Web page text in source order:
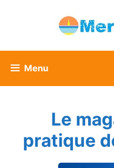
Menu
Le
pratique